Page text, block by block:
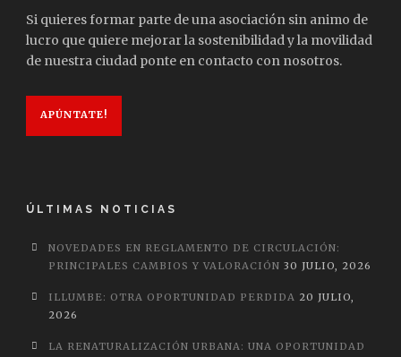
Si quieres formar parte de una asociación sin animo de
lucro que quiere mejorar la sostenibilidad y la movilidad
de nuestra ciudad ponte en contacto con nosotros.
APÚNTATE!
ÚLTIMAS NOTICIAS
NOVEDADES EN REGLAMENTO DE CIRCULACIÓN:
PRINCIPALES CAMBIOS Y VALORACIÓN 30 JULIO, 2026
ILLUMBE: OTRA OPORTUNIDAD PERDIDA 20 JULIO,
2026
LA RENATURALIZACIÓN URBANA: UNA OPORTUNIDAD